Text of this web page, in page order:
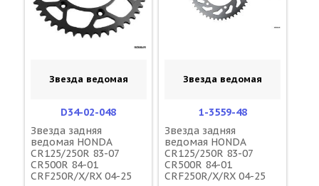
Звезда ведомая
D34-02-048
Звезда задняя
ведомая HONDA
CR125/250R 83-07
CR500R 84-01
CRF250R/X/RX 04-25
Звезда ведомая
1-3559-48
Звезда задняя
ведомая HONDA
CR125/250R 83-07
CR500R 84-01
CRF250R/X/RX 04-25